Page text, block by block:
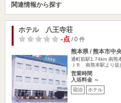
関連情報から探す
ホテル 八王寺荘
-点/ 0 件
熊本県 / 熊本市中
通町筋駅1.74km 南熊
ＪＲ 南熊本駅より徒
営業時間
入浴料金 ～
宿泊 ホテル